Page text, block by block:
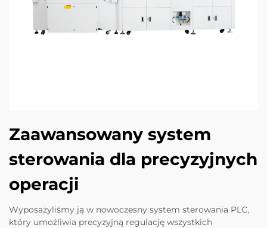
Zaawansowany system
sterowania dla precyzyjnych
operacji
Wyposażyliśmy ją w nowoczesny system sterowania PLC,
który umożliwia precyzyjną regulację wszystkich